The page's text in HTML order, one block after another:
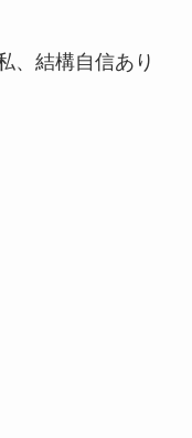
、結構自信あり